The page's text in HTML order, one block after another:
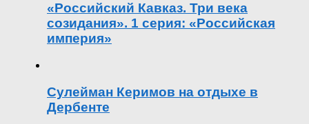
«Российский Кавказ. Три века
созидания». 1 серия: «Российская
империя»
Сулейман Керимов на отдыхе в
Дербенте